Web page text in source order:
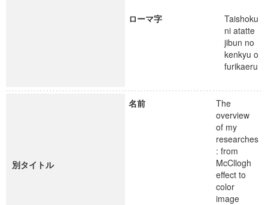
ローマ字
Taishoku
ni atatte
jibun no
kenkyu o
furikaeru
別タイトル
名前
The
overview
of my
researches
: from
McCllogh
effect to
color
image